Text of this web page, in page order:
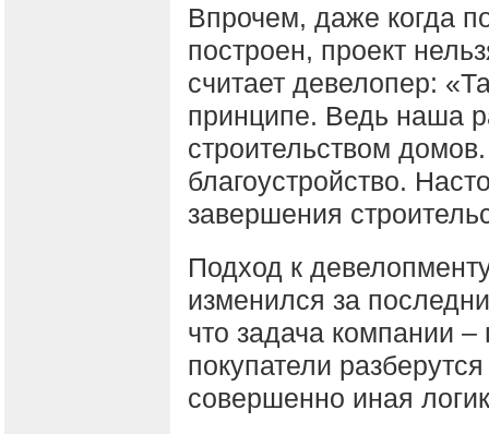
Впрочем, даже когда
построен, проект
считает девелопер:
принципе. Ведь наша
строительством
благоустройство.
завершения
Подход к
изменился за
что задача компании
покупатели
совершенно иная